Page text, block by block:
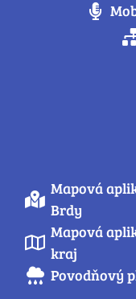
Mapová
Brdy
Mapová
kraj
Povodňový